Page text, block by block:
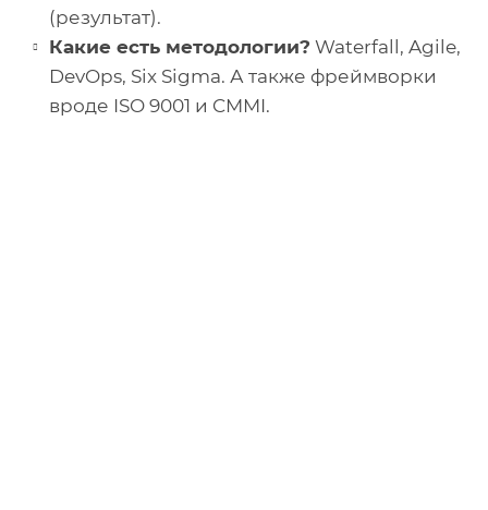
(результат).
Какие есть методологии? Waterfall, Agile,
DevOps, Six Sigma. А также фреймворки
вроде ISO 9001 и CMMI.